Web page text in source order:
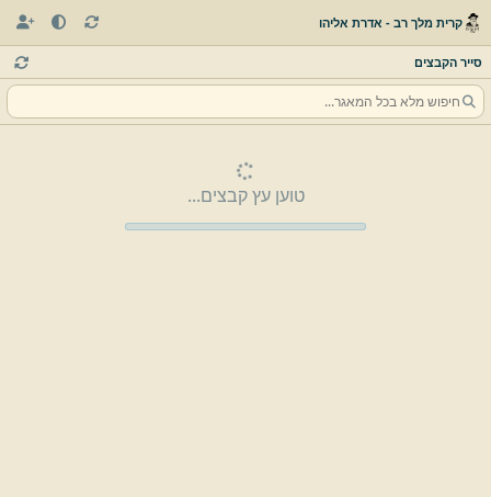
קרית מלך רב - אדרת אליהו
סייר הקבצים
טוען עץ קבצים...